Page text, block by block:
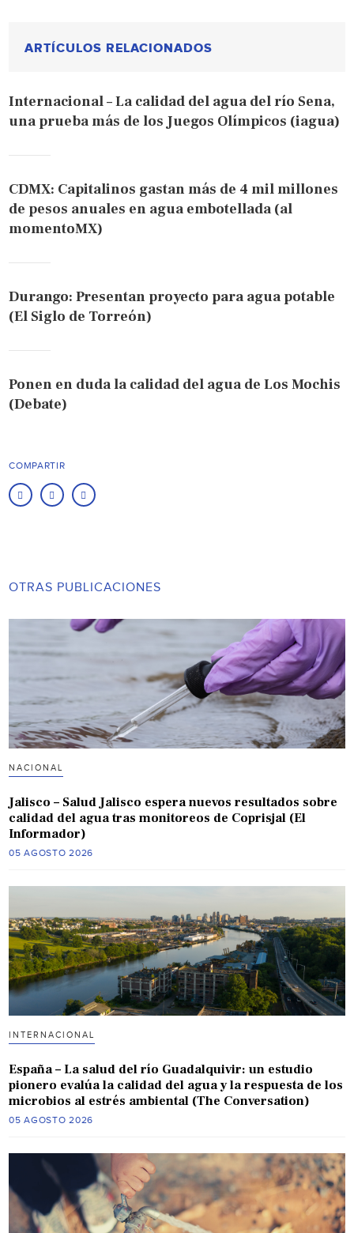
ARTÍCULOS RELACIONADOS
Internacional – La calidad del agua del río Sena,
una prueba más de los Juegos Olímpicos (iagua)
CDMX: Capitalinos gastan más de 4 mil millones
de pesos anuales en agua embotellada (al
momentoMX)
Durango: Presentan proyecto para agua potable
(El Siglo de Torreón)
Ponen en duda la calidad del agua de Los Mochis
(Debate)
COMPARTIR
OTRAS PUBLICACIONES
NACIONAL
Jalisco – Salud Jalisco espera nuevos resultados sobre
calidad del agua tras monitoreos de Coprisjal (El
Informador)
05 AGOSTO 2026
INTERNACIONAL
España – La salud del río Guadalquivir: un estudio
pionero evalúa la calidad del agua y la respuesta de los
microbios al estrés ambiental (The Conversation)
05 AGOSTO 2026